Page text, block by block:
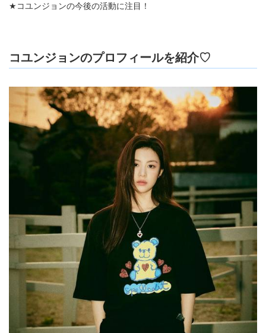
★コユンジョンの今後の活動に注目！
コユンジョンのプロフィールを紹介♡